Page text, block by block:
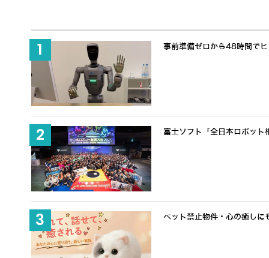
事前準備ゼロから48時間で
富士ソフト「全日本ロボッ
ペット禁止物件・心の癒し